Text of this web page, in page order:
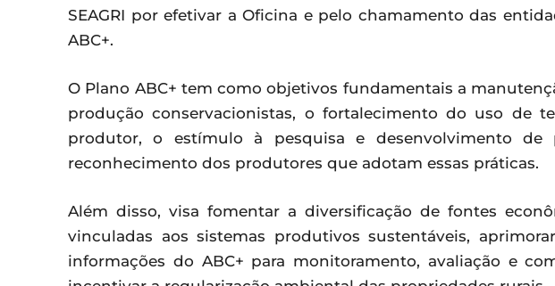
SEAGRI por efetivar a Oficina e pelo chamamento das
ABC+.
O Plano ABC+ tem como objetivos fundamentais a
produção conservacionistas, o fortalecimento do uso de
produtor, o estímulo à pesquisa e desenvolvimento de
reconhecimento dos produtores que adotam essas práticas.
Além disso, visa fomentar a diversificação de fontes
vinculadas aos sistemas produtivos sustentáveis,
informações do ABC+ para monitoramento, avaliação e